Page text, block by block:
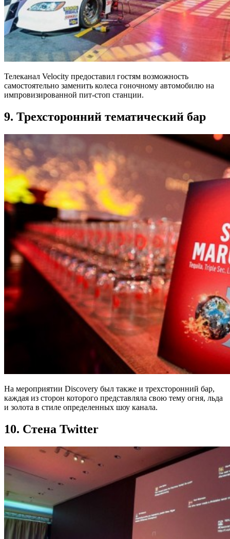
Телеканал Velocity предоставил гостям возможность
самостоятельно заменить колеса гоночному автомобилю на
импровизированной пит-стоп станции.
9. Трехсторонний тематический бар
На мероприятии Discovery был также и трехсторонний бар,
каждая из сторон которого представляла свою тему огня, льда
и золота в стиле определенных шоу канала.
10. Стена Twitter